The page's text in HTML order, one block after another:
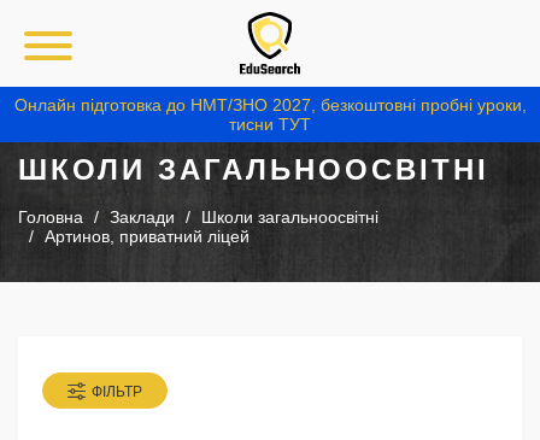
Онлайн підготовка до НМТ/ЗНО 2027, безкоштовні пробні уроки,
тисни ТУТ
ШКОЛИ ЗАГАЛЬНООСВІТНІ
Головна Заклади
Школи загальноосвітні
Артинов, приватний ліцей
ФІЛЬТР